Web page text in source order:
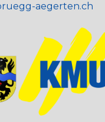
aegerten.ch